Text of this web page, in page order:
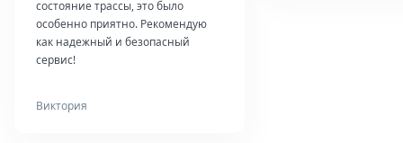
состояние трассы, это было
особенно приятно. Рекомендую
как надежный и безопасный
сервис!
Виктория